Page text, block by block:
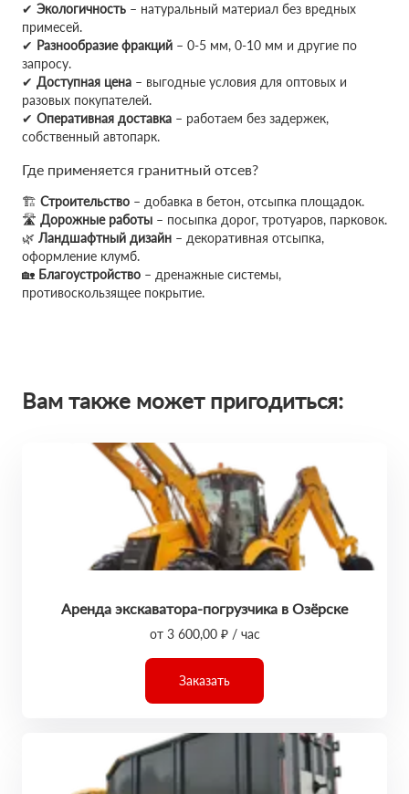
✔ Экологичность – натуральный материал без вредных
примесей.
✔ Разнообразие фракций – 0-5 мм, 0-10 мм и другие по
запросу.
✔ Доступная цена – выгодные условия для оптовых и
разовых покупателей.
✔ Оперативная доставка – работаем без задержек,
собственный автопарк.
Где применяется гранитный отсев?
🏗 Строительство – добавка в бетон, отсыпка площадок.
🛣 Дорожные работы – посыпка дорог, тротуаров, парковок.
🌿 Ландшафтный дизайн – декоративная отсыпка,
оформление клумб.
🏡 Благоустройство – дренажные системы,
противоскользящее покрытие.
Вам также может пригодиться:
Аренда экскаватора-погрузчика в Озёрске
от 3 600,00 ₽ / час
Заказать